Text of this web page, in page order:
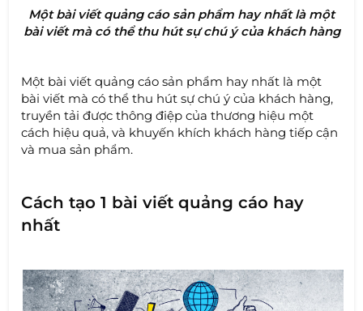
Một bài viết quảng cáo sản phẩm hay nhất là một
bài viết mà có thể thu hút sự chú ý của khách hàng
Một bài viết quảng cáo sản phẩm hay nhất là một
bài viết mà có thể thu hút sự chú ý của khách hàng,
truyền tải được thông điệp của thương hiệu một
cách hiệu quả, và khuyến khích khách hàng tiếp cận
và mua sản phẩm.
Cách tạo 1 bài viết quảng cáo hay
nhất